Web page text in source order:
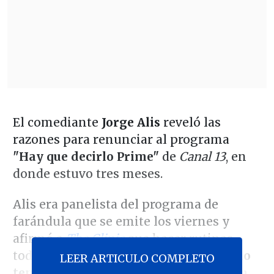
El comediante Jorge Alis reveló las
razones para renunciar al programa
"Hay que decirlo Prime" de Canal 13, en
donde estuvo tres meses.
Alis era panelista del programa de
farándula que se emite los viernes y
afirmó aThe Clinicque hacer rutinas
todas las semanas "es un trabajo que
no
LEER ARTICULO COMPLETO